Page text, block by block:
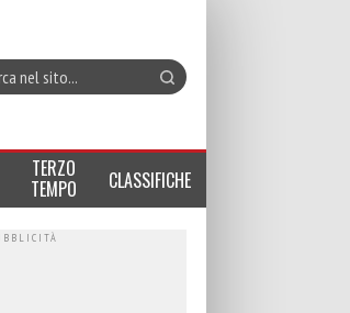
TERZO
TEMPO CLASSIFICHE